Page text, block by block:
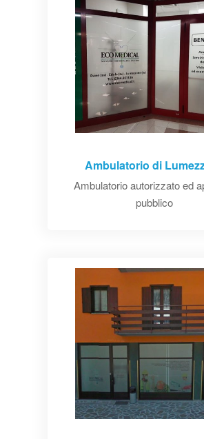
Ambulatorio di
Ambulatorio autorizzato ed
pubblico